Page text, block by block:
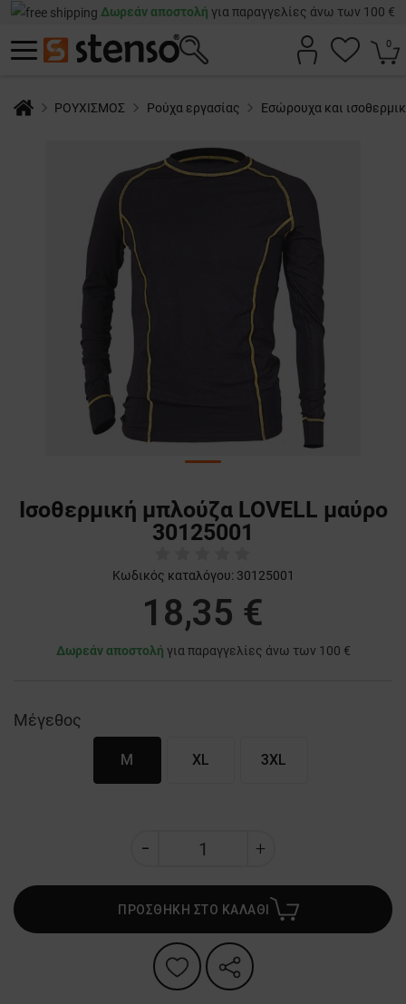
Δωρεάν αποστολή για παραγγελίες άνω των 100 €
0
ΡΟΥΧΙΣΜΟΣ Ρούχα εργασίας Εσώρουχα και
Ισοθερμική μπλούζα LOVELL μαύρο
30125001
Κωδικός καταλόγου: 30125001
18,35 €
Δωρεάν αποστολή για παραγγελίες άνω των 100 €
Μέγεθος
M XL 3XL
ΠΡΟΣΘΗΚΗ ΣΤΟ ΚΑΛΑΘΙ